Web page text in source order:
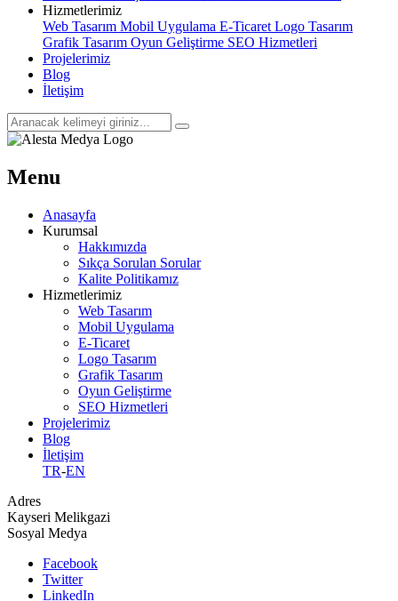
Hizmetlerimiz
Web Tasarım Mobil Uygulama E-Ticaret Logo Tasarım
Grafik Tasarım Oyun Geliştirme SEO Hizmetleri
Projelerimiz
Blog
İletişim
Menu
Anasayfa
Kurumsal
Hakkımızda
Sıkça Sorulan Sorular
Kalite Politikamız
Hizmetlerimiz
Web Tasarım
Mobil Uygulama
E-Ticaret
Logo Tasarım
Grafik Tasarım
Oyun Geliştirme
SEO Hizmetleri
Projelerimiz
Blog
İletişim
TR-EN
Adres
Kayseri Melikgazi
Sosyal Medya
Facebook
Twitter
LinkedIn